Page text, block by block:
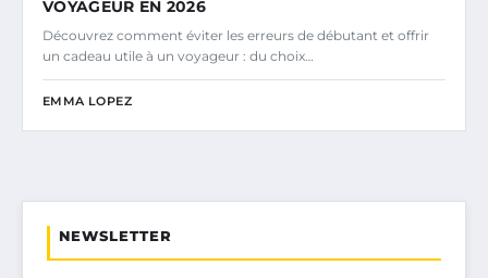
VOYAGEUR EN 2026
Découvrez comment éviter les erreurs de débutant et offrir
un cadeau utile à un voyageur : du choix…
EMMA LOPEZ
NEWSLETTER